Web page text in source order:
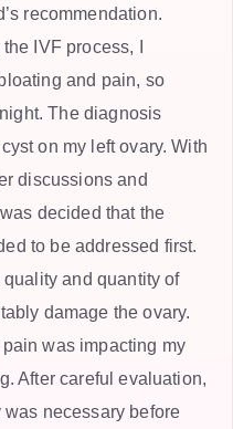
recommendation.
IVF process, I
and pain, so
The diagnosis
on my left ovary. With
discussions and
decided that the
to be addressed first.
and quantity of
damage the ovary.
was impacting my
After careful evaluation,
necessary before